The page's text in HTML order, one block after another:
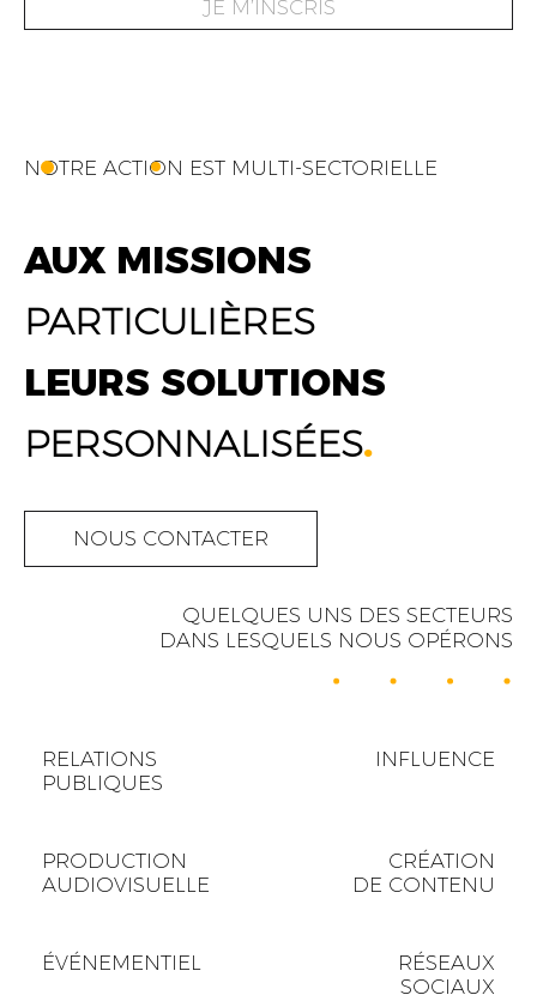
JE M’INSCRIS
NOTRE ACTION EST MULTI-SECTORIELLE
AUX MISSIONS
PARTICULIÈRES
LEURS SOLUTIONS
PERSONNALISÉES.
NOUS CONTACTER
QUELQUES UNS DES SECTEURS
DANS LESQUELS NOUS OPÉRONS
RELATIONS
PUBLIQUES
INFLUENCE
PRODUCTION
AUDIOVISUELLE
CRÉATION
DE CONTENU
ÉVÉNEMENTIEL
RÉSEAUX
SOCIAUX